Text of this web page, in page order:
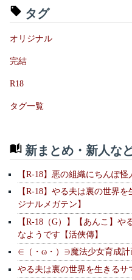
タグ
オリジナル
完結
R18
タグ一覧
新まとめ・新人な
【R-18】悪の組織にちんぽ
【R-18】やる夫は裏の世界
ジナルメガテン】
【R-18（G）】【あんこ】
なようです【活俠傳】
∈（・ω・）∋魔法少女育成計
やる夫は裏の世界を生きるサ